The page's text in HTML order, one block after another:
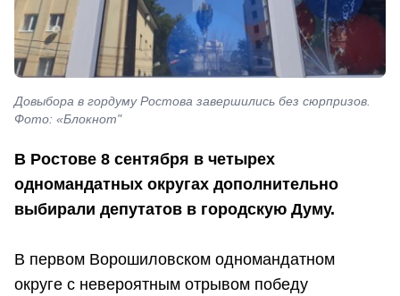
Довыбора в гордуму Ростова завершились без сюрпризов.
Фото: «Блокнот"
В Ростове 8 сентября в четырех
одномандатных округах дополнительно
выбирали депутатов в городскую Думу.
В первом Ворошиловском одномандатном
округе с невероятным отрывом победу